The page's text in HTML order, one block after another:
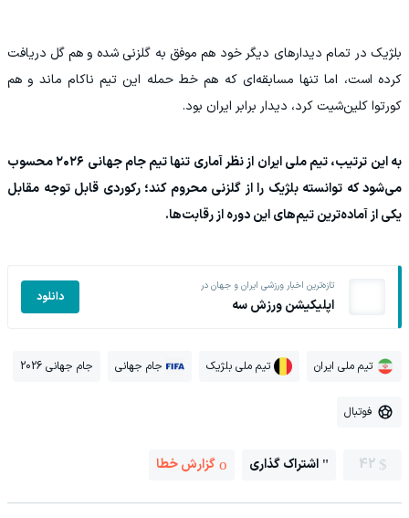
بلژیک در تمام دیدارهای دیگر خود هم موفق به گلزنی شده و هم گل دریافت
کرده است، اما تنها مسابقه‌ای که هم خط حمله این تیم ناکام ماند و هم
کورتوا کلین‌شیت کرد، دیدار برابر ایران بود.
به این ترتیب، تیم ملی ایران از نظر آماری تنها تیم جام جهانی ۲۰۲۶ محسوب
می‌شود که توانسته بلژیک را از گلزنی محروم کند؛ رکوردی قابل توجه مقابل
یکی از آماده‌ترین تیم‌های این دوره از رقابت‌ها.
تازه‌ترین اخبار ورزشی ایران و جهان در
اپلیکیشن ورزش سه دانلود
تیم ملی ایران تیم ملی بلژیک جام جهانی جام جهانی 2026
فوتبال
42 اشتراک گذاری گزارش خطا